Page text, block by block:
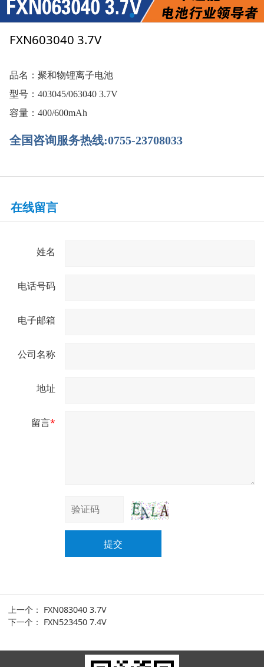
FXN603040 3.7V
品名：聚和物锂离子电池
型号：403045/063040 3.7V
容量：400/600mAh
全国咨询服务热线:0755-23708033
在线留言
姓名
电话号码
电子邮箱
公司名称
地址
留言*
提交
上一个： FXN083040 3.7V
下一个： FXN523450 7.4V